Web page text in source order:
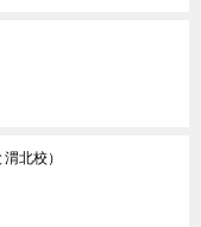
北校）